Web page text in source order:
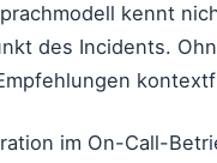
kennt
des Incidents.
im On-Call-